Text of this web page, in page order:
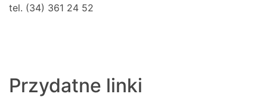
tel. (34) 361 24 52
Przydatne linki